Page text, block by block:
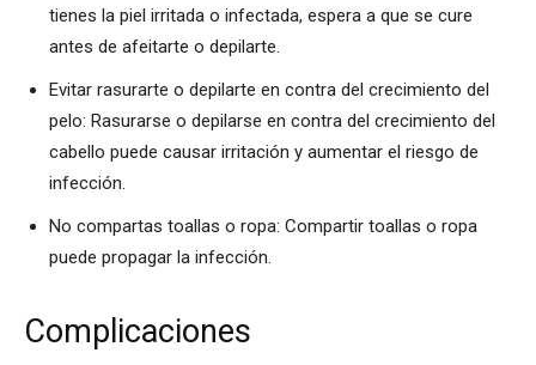
tienes la piel irritada o infectada, espera a que se cure
antes de afeitarte o depilarte.
Evitar rasurarte o depilarte en contra del crecimiento del
pelo: Rasurarse o depilarse en contra del crecimiento del
cabello puede causar irritación y aumentar el riesgo de
infección.
No compartas toallas o ropa: Compartir toallas o ropa
puede propagar la infección.
Complicaciones